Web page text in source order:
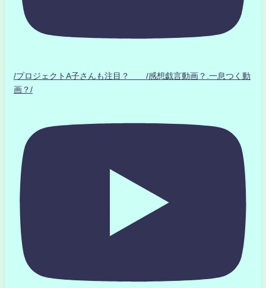
/プロジェクトA子さんも注目？ /感想戯言動画？.一息つく動
画？/